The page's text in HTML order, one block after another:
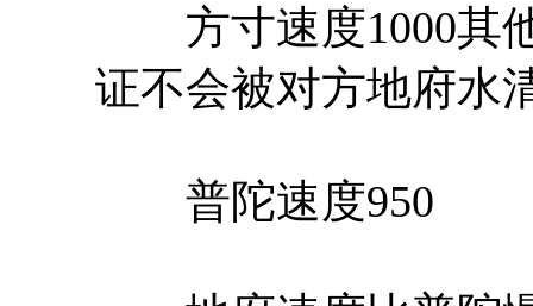
方寸速度1000其他
证不会被对方地府水
普陀速度950